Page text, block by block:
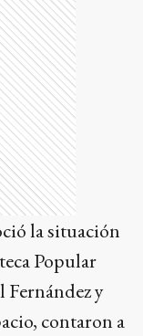
la situación
Popular
y
contaron a